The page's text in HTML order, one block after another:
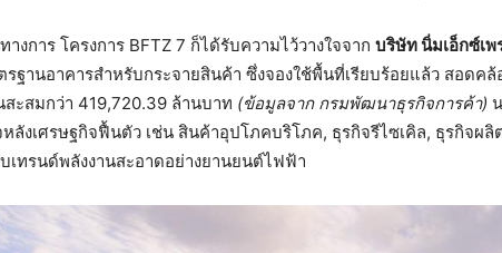
งการ โครงการ BFTZ 7 ก็ได้รับความไว้วางใจจาก บริษัท นิ่มเอ็กซ์เพ
ฐานอาคารสำหรับกระจายสินค้า ซึ่งจองใช้พื้นที่เรียบร้อยแล้ว สอดค
ะสมกว่า 419,720.39 ล้านบาท (ข้อมูลจาก กรมพัฒนาธุรกิจการค้า)
ลังเศรษฐกิจฟื้นตัว เช่น สินค้าอุปโภคบริโภค, ธุรกิจรีไซเคิล, ธุรกิจผ
ทรนด์พลังงานสะอาดอย่างยานยนต์ไฟฟ้า